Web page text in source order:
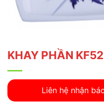
KHAY PHẦN KF52
Liên hệ nhận